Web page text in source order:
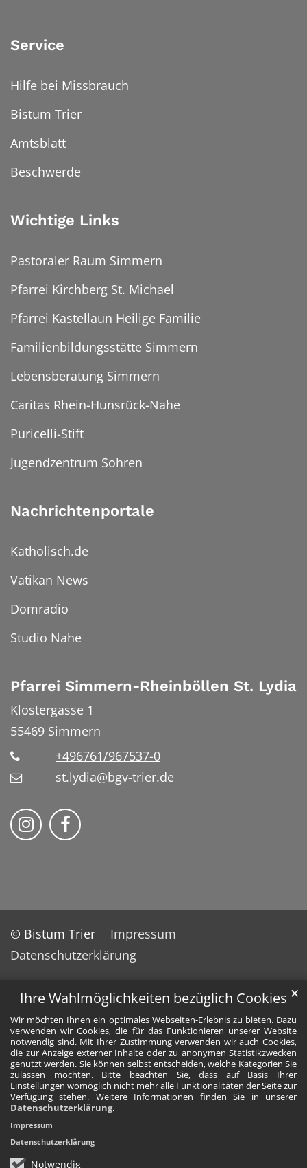
Ihre Wahlmöglichkeiten bezüglich Cookies
Wir möchten Ihnen ein optimales Webseiten-Erlebnis zu bieten. Dazu
verwenden wir Cookies, die für das Funktionieren unserer Website
notwendig sind. Mit Ihrer Zustimmung verwenden wir auch Cookies,
die zur Anzeige externer Inhalte oder zu anonymen Statistikzwecken
genutzt werden. Sie können selbst entscheiden, welche Kategorien Sie
zulassen möchten. Bitte beachten Sie, dass auf Basis Ihrer
Einstellungen womöglich nicht mehr alle Funktionalitäten der Seite zur
Verfügung stehen. Weitere Informationen finden Sie in unserer
Datenschutzerklärung.
Notwendig
✕
Impressum
Datenschutzerklärung
Service
Hilfe bei Missbrauch
Bistum Trier
Amtsblatt
Beschwerde
Wichtige Links
Pastoraler Raum Simmern
Pfarrei Kirchberg St. Michael
Pfarrei Kastellaun Heilige Familie
Familienbildungsstätte Simmern
Lebensberatung Simmern
Caritas Rhein-Hunsrück-Nahe
Puricelli-Stift
Jugendzentrum Sohren
Nachrichtenportale
Katholisch.de
Vatikan News
Domradio
Studio Nahe
Pfarrei Simmern-Rheinböllen St. Lydia
Klostergasse 1
55469 Simmern
+496761/967537-0
st.lydia@bgv-trier.de
Wir auf Instragram
Wir auf Facebook
© Bistum Trier
Impressum
Datenschutzerklärung